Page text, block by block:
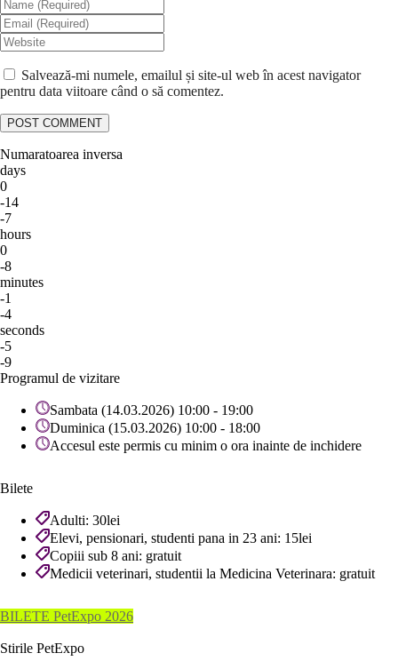
Salvează-mi numele, emailul și site-ul web în acest navigator
pentru data viitoare când o să comentez.
Numaratoarea inversa
days
0
-14
-7
hours
0
-8
minutes
-1
-4
seconds
-5
-9
Programul de vizitare
Sambata (14.03.2026) 10:00 - 19:00
Duminica (15.03.2026) 10:00 - 18:00
Accesul este permis cu minim o ora inainte de inchidere
Bilete
Adulti: 30lei
Elevi, pensionari, studenti pana in 23 ani: 15lei
Copiii sub 8 ani: gratuit
Medicii veterinari, studentii la Medicina Veterinara: gratuit
BILETE PetExpo 2026
Stirile PetExpo